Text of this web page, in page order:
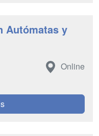
Autómatas y
Online